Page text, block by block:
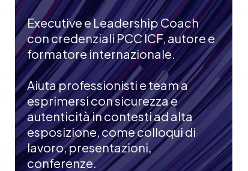
Executive e Leadership Coach
con credenziali PCC ICF, autore e
formatore internazionale.
Aiuta professionisti e team a
esprimersi con sicurezza e
autenticità in contesti ad alta
esposizione, come colloqui di
lavoro, presentazioni,
conferenze.